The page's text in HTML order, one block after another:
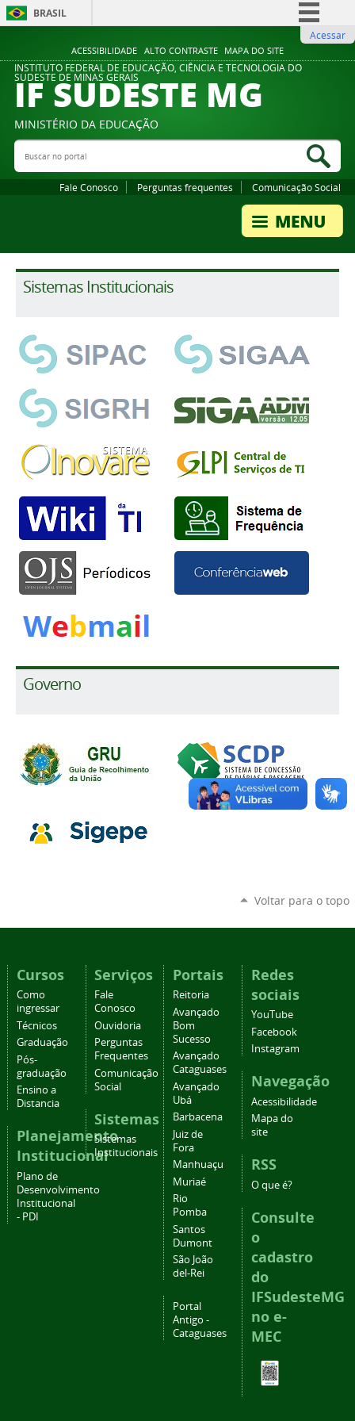
ACESSIBILIDADE ALTO CONTRASTE MAPA DO SITE
BRASIL
Comunica BR
Participe
Legislação
Acessar
INSTITUTO FEDERAL DE EDUCAÇÃO, CIÊNCIA E TECNOLOGIA DO
SUDESTE DE MINAS GERAIS
IF SUDESTE MG
MINISTÉRIO DA EDUCAÇÃO
Buscar no portal
Fale Conosco Perguntas frequentes Comunicação Social
Sistemas Institucionais
Governo
Voltar para o topo
Cursos
Como
ingressar
Técnicos
Graduação
Pós-
graduação
Ensino a
Distancia
Planejamento
Institucional
Plano de
Desenvolvimento
Institucional
- PDI
Serviços
Fale
Conosco
Ouvidoria
Perguntas
Frequentes
Comunicação
Social
Sistemas
Sistemas
Institucionais
Portais
Reitoria
Avançado
Bom
Sucesso
Avançado
Cataguases
Avançado
Ubá
Barbacena
Juiz de
Fora
Manhuaçu
Muriaé
Rio
Pomba
Santos
Dumont
São João
del-Rei
Portal
Antigo -
Cataguases
Redes
sociais
YouTube
Facebook
Instagram
Navegação
Acessibilidade
Mapa do
site
RSS
O que é?
Consulte
o
cadastro
do
IFSudesteMG
no e-
MEC